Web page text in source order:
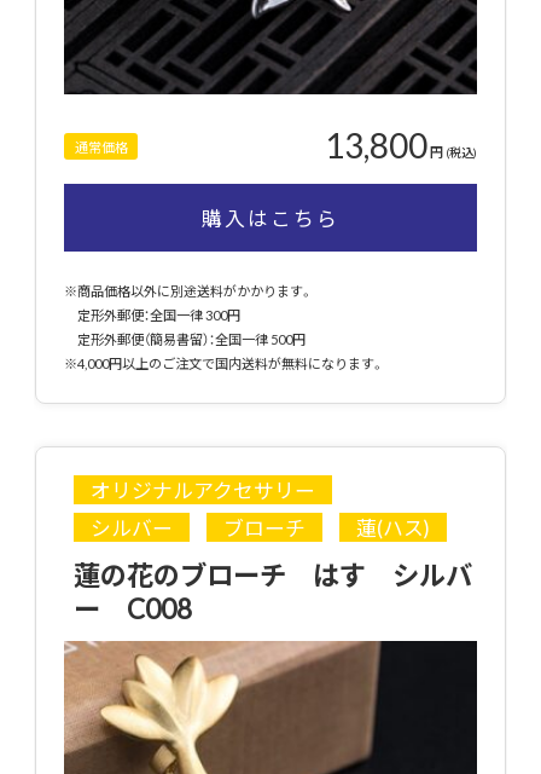
通常価格 13,800円 (税込)
購入はこちら
※商品価格以外に別途送料がかかります。
定形外郵便：全国一律 300円
定形外郵便（簡易書留）：全国一律 500円
※4,000円以上のご注文で国内送料が無料になります。
オリジナルアクセサリー
シルバー
ブローチ 蓮(ハス)
蓮の花のブローチ はす シルバ
ー C008